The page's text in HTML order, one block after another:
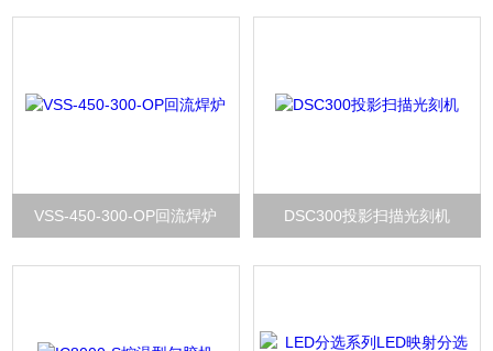
VSS-450-300-OP回流焊炉 DSC300投影扫描光刻机